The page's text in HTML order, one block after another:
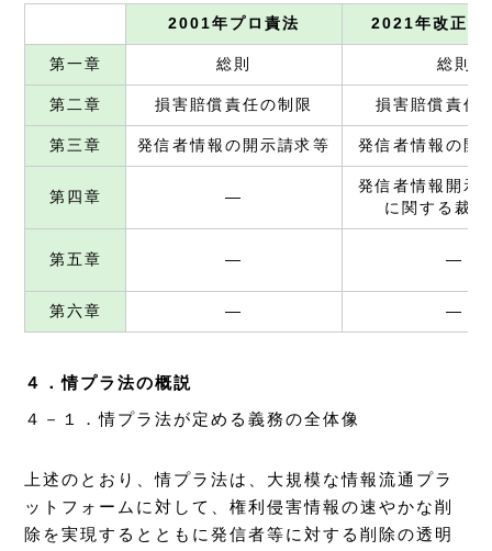
2001年プロ責法 2021年改正プ
第一章 総則 総則
第二章 損害賠償責任の制限 損害賠償責任
第三章 発信者情報の開示請求等 発信者情報の開
第四章 ―
発信者情報開示
に関する裁
第五章 ― ―
第六章 ― ―
４．情プラ法の概説
４－１．情プラ法が定める義務の全体像
上述のとおり、情プラ法は、大規模な情報流通プラ
ットフォームに対して、権利侵害情報の速やかな削
除を実現するとともに発信者等に対する削除の透明